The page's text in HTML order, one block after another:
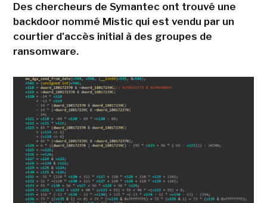
Des chercheurs de Symantec ont trouvé une
backdoor nommé Mistic qui est vendu par un
courtier d'accès initial à des groupes de
ransomware.